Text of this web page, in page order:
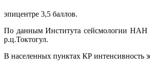
эпицентре 3,5 баллов.
По данным Института сейсмологии НАН
р.ц.Токтогул.
В населенных пунктах КР интенсивность